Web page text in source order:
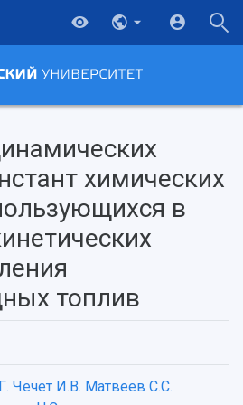
Самарский университет?
направления
химических
в
топлив
Чечет И.В. Матвеев С.С.